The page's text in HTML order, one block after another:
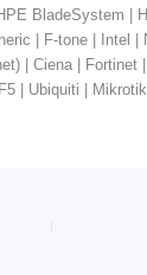
BladeSystem |
| F-tone | Intel |
| Ciena | Fortinet
| Ubiquiti |